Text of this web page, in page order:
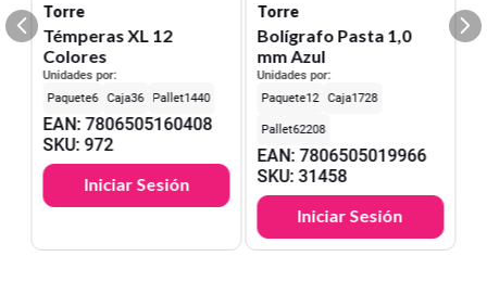
Torre
Témperas XL 12
Colores
Unidades por:
6
36 1440
EAN:7806505160408
SKU:972
Iniciar Sesión
Torre
Bolígrafo Pasta 1,0
mm Azul
Unidades por:
12
1728
62208
EAN:7806505019966
SKU:31458
Iniciar Sesión